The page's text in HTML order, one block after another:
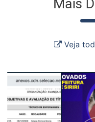
Mais
Veja